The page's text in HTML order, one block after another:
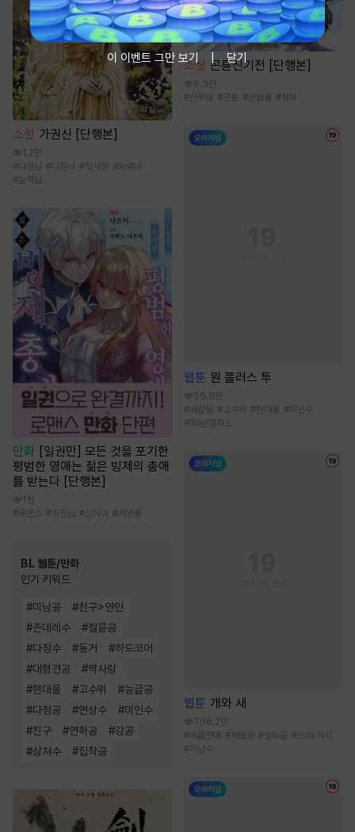
소설 가권신 [단행본]
1.2만
#다정남 #다정녀 #첫사랑 #능력녀
#능력남
만화 [일권만] 모든 것을 포기한
평범한 영애는 젊은 빙제의 총애
를 받는다 [단행본]
1천
#로맨스 #직진남 #상처녀 #서양풍
BL 웹툰/만화
인기 키워드
#미남공 #친구>연인
#츤데레수 #절륜공
#다정수 #동거 #하드코어
#대형견공 #짝사랑
#현대물 #고수위 #능글공
#다정공 #연상수 #미인수
#친구 #연하공 #강공
#상처수 #집착공
소설 곤륜신기전 [단행본]
8.3만
#신무협 #곤륜 #선협물 #정파
웹툰 원 플러스 투
95.8만
#세같살 #고수위 #현대물 #미인수
#학원/캠퍼스
웹툰 개와 새
766.2만
#배틀연애 #재벌공 #알파공 #오해/착각
#미남수
이 이벤트 그만 보기 닫기